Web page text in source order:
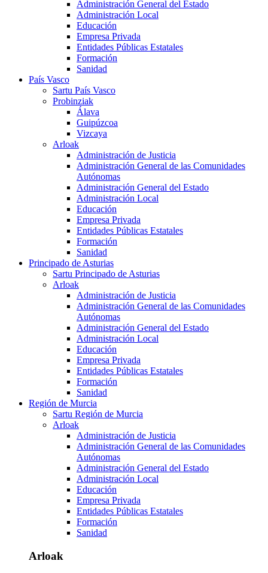
Administración General del Estado
Administración Local
Educación
Empresa Privada
Entidades Públicas Estatales
Formación
Sanidad
País Vasco
Sartu País Vasco
Probinziak
Álava
Guipúzcoa
Vizcaya
Arloak
Administración de Justicia
Administración General de las Comunidades
Autónomas
Administración General del Estado
Administración Local
Educación
Empresa Privada
Entidades Públicas Estatales
Formación
Sanidad
Principado de Asturias
Sartu Principado de Asturias
Arloak
Administración de Justicia
Administración General de las Comunidades
Autónomas
Administración General del Estado
Administración Local
Educación
Empresa Privada
Entidades Públicas Estatales
Formación
Sanidad
Región de Murcia
Sartu Región de Murcia
Arloak
Administración de Justicia
Administración General de las Comunidades
Autónomas
Administración General del Estado
Administración Local
Educación
Empresa Privada
Entidades Públicas Estatales
Formación
Sanidad
Arloak